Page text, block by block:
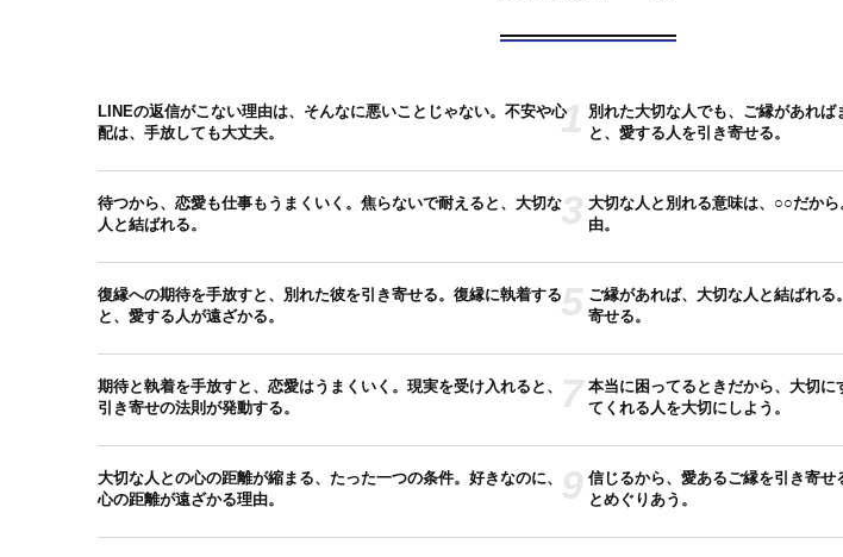
LINEの返信がこない理由は、そんなに悪いことじゃない。不安や心
配は、手放しても大丈夫。
1 別れた大切な人でも、ご縁があれ
と、愛する人を引き寄せる。
待つから、恋愛も仕事もうまくいく。焦らないで耐えると、大切な
人と結ばれる。
3 大切な人と別れる意味は、○○だか
由。
復縁への期待を手放すと、別れた彼を引き寄せる。復縁に執着する
と、愛する人が遠ざかる。
5 ご縁があれば、大切な人と結ばれる
寄せる。
期待と執着を手放すと、恋愛はうまくいく。現実を受け入れると、
引き寄せの法則が発動する。
7 本当に困ってるときだから、大切
てくれる人を大切にしよう。
大切な人との心の距離が縮まる、たった一つの条件。好きなのに、
心の距離が遠ざかる理由。
9 信じるから、愛あるご縁を引き寄せ
とめぐりあう。